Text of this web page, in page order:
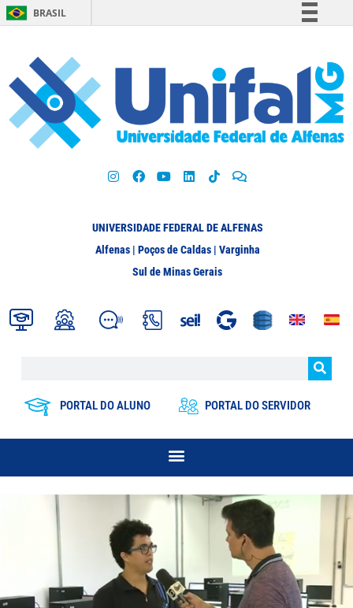
BRASIL
Participe
Acesso à informação
Legislação
UNIVERSIDADE FEDERAL DE ALFENAS
Alfenas | Poços de Caldas | Varginha
Sul de Minas Gerais
PORTAL DO ALUNO PORTAL DO SERVIDOR